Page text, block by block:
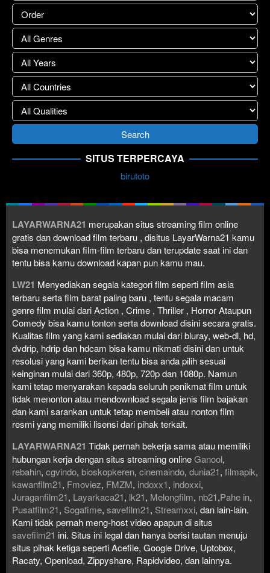
SITUS TERPERCAYA
birutoto
LAYARWARNA21 merupakan situs streaming film online
gratis dan download film terbaru , disitus LayarWarna21 kamu
bisa menemukan film-film terbaru dan terupdate saat ini dan
tentu bisa kamu download kapan pun kamu mau.
LW21 Menyediakan segala kategori film seperti film asia
terbaru serta film barat paling baru , tentu segala macam
genre film mulai dari Action , Crime , Thriller , Horror Ataupun
Comedy bisa kamu tonton serta download disini secara gratis.
Kualitas film yang kami sediakan mulai dari bluray, web-dl, hd,
dvdrip, hdrip dan hdcam bisa kamu nikmati disini dan untuk
resolusi yang kami berikan tentu bisa anda pilih sesuai
keinginan mulai dari 360p, 480p, 720p dan 1080p. Namun
kami tetap menyarakan kepada seluruh penikmat film untuk
tidak menonton atau mendownload segala jenis film bajakan
dan kami sarankan untuk tetap membeli atau nonton film
resmi yang memiliki lisensi dari pihak terkait.
LAYARWARNA21 Tidak pernah bekerja sama atau memiliki
hubungan kerja dengan situs streaming onlineGanool,
rebahin, cgvindo, bioskopkeren, cinemaindo, dunia21, filmapik,
kawanfilm21, Fmoviez, FMZM, indoxx1, indoxxi,
Juraganfilm21, Layarkaca21, lk21, Melongfilm, nb21,Pahe in,
Pusatfilm21, Sogafime, savefilm21, Streamxxi, dan lain-lain.
Kami tidak pernah meng-host video apapun di situs
savefilm21 ini. Situs ini legal dan hanya berisi tautan menuju
situs pihak ketiga seperti Acefile, Google Drive, Uptobox,
Racaty, Openload, Zippyshare, Rapidvideo, dan lainnya.